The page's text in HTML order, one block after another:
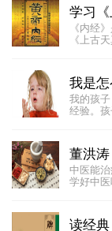
学习
《内经
《上古
我是
我的孩
经验。
董洪
中医能
学好中
读经